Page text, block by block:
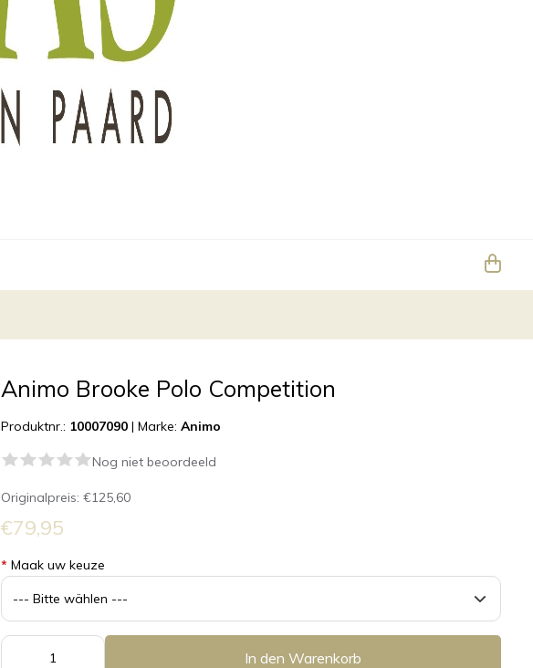
Animo Brooke Polo Competition
Produktnr.: 10007090 |Marke:Animo
Nog niet beoordeeld
Originalpreis:€125,60
€79,95
* Maak uw keuze
In den Warenkorb